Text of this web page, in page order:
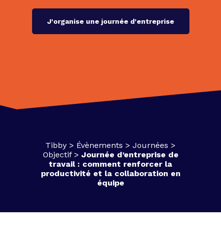
J'organise une journée d'entreprise
Tibby > Évènements > Journées >
Objectif> Journée d’entreprise de
travail : comment renforcer la
productivité et la collaboration en
équipe